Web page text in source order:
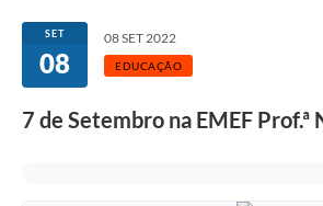
SET
08
08 SET 2022
EDUCAÇÃO
7 de Setembro na EMEF Prof.ª